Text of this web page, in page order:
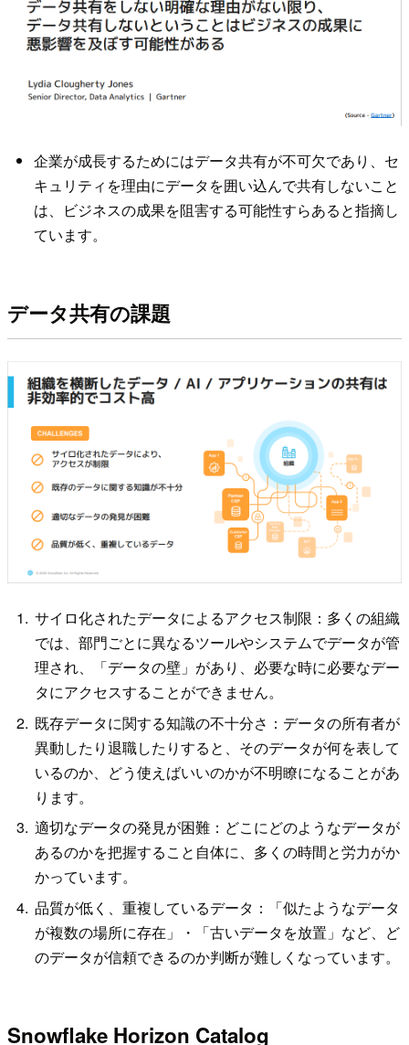
企業が成長するためにはデータ共有が不可欠であり、セ
キュリティを理由にデータを囲い込んで共有しないこと
は、ビジネスの成果を阻害する可能性すらあると指摘し
ています。
データ共有の課題
サイロ化されたデータによるアクセス制限：多くの組織
では、部門ごとに異なるツールやシステムでデータが管
理され、「データの壁」があり、必要な時に必要なデー
タにアクセスすることができません。
既存データに関する知識の不十分さ：データの所有者が
異動したり退職したりすると、そのデータが何を表して
いるのか、どう使えばいいのかが不明瞭になることがあ
ります。
適切なデータの発見が困難：どこにどのようなデータが
あるのかを把握すること自体に、多くの時間と労力がか
かっています。
品質が低く、重複しているデータ：「似たようなデータ
が複数の場所に存在」・「古いデータを放置」など、ど
のデータが信頼できるのか判断が難しくなっています。
Snowflake Horizon Catalog